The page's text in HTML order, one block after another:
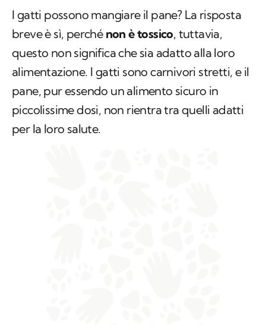
I gatti possono mangiare il pane? La risposta
breve è sì, perché non è tossico, tuttavia,
questo non significa che sia adatto alla loro
alimentazione. I gatti sono carnivori stretti, e il
pane, pur essendo un alimento sicuro in
piccolissime dosi, non rientra tra quelli adatti
per la loro salute.